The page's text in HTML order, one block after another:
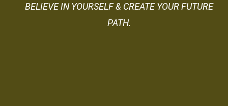
BELIEVE IN YOURSELF & CREATE YOUR FUTURE
PATH.